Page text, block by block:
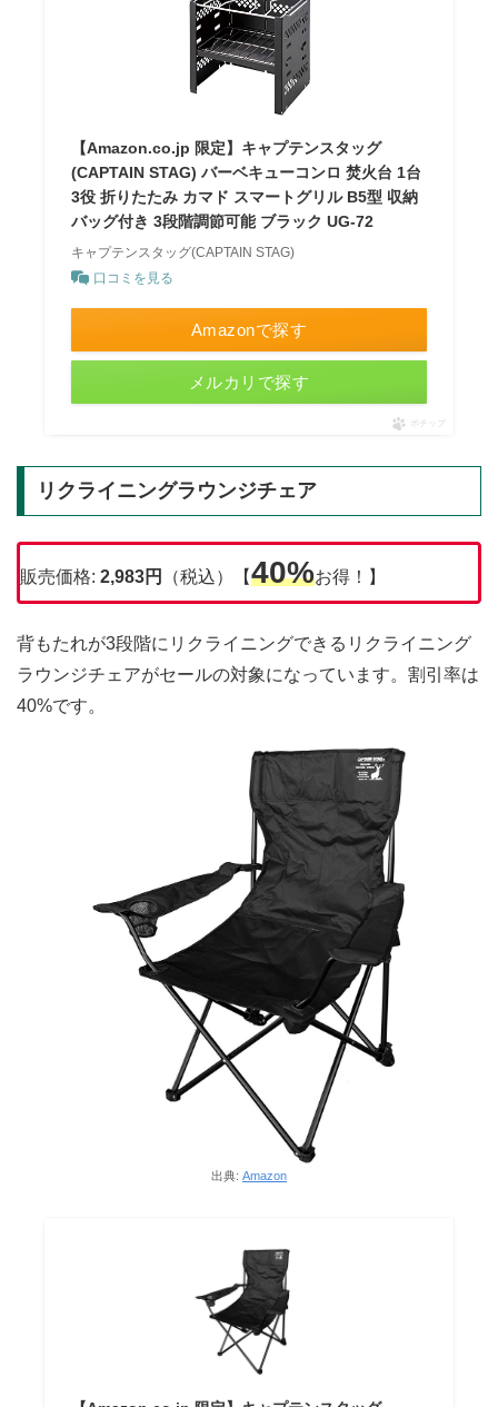
【Amazon.co.jp 限定】キャプテンスタッグ
(CAPTAIN STAG) バーベキューコンロ 焚火台 1台
3役 折りたたみ カマド スマートグリル B5型 収納
バッグ付き 3段階調節可能 ブラック UG-72
キャプテンスタッグ(CAPTAIN STAG)
口コミを見る
Amazonで探す
メルカリで探す
ポチップ
リクライニングラウンジチェア
販売価格: 2,983円 （税込）【40%お得！】
背もたれが3段階にリクライニングできるリクライニング
ラウンジチェアがセールの対象になっています。割引率は
40%です。
出典: Amazon